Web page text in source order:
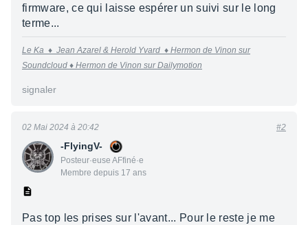
firmware, ce qui laisse espérer un suivi sur le long
terme...
Le Ka ♦ Jean Azarel & Herold Yvard ♦ Hermon de Vinon sur
Soundcloud ♦ Hermon de Vinon sur Dailymotion
signaler
-FlyingV-
Posteur·euse AFfiné·e
Membre depuis 17 ans
02 Mai 2024 à 20:42 #2
Pas top les prises sur l'avant... Pour le reste je me